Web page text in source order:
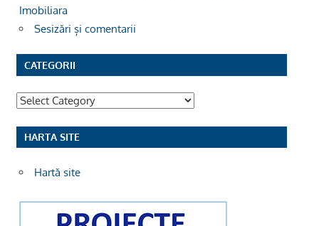
Imobiliara
Sesizări și comentarii
CATEGORII
Categorii
HARTA SITE
Hartă site